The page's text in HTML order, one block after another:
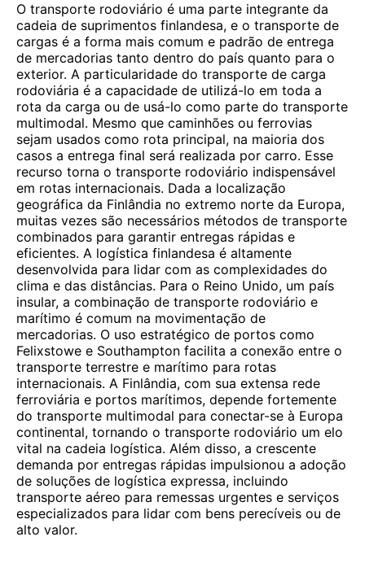
O transporte rodoviário é uma parte integrante da
cadeia de suprimentos finlandesa, e o transporte de
cargas é a forma mais comum e padrão de entrega
de mercadorias tanto dentro do país quanto para o
exterior. A particularidade do transporte de carga
rodoviária é a capacidade de utilizá-lo em toda a
rota da carga ou de usá-lo como parte do transporte
multimodal. Mesmo que caminhões ou ferrovias
sejam usados ​​como rota principal, na maioria dos
casos a entrega final será realizada por carro. Esse
recurso torna o transporte rodoviário indispensável
em rotas internacionais. Dada a localização
geográfica da Finlândia no extremo norte da Europa,
muitas vezes são necessários métodos de transporte
combinados para garantir entregas rápidas e
eficientes. A logística finlandesa é altamente
desenvolvida para lidar com as complexidades do
clima e das distâncias. Para o Reino Unido, um país
insular, a combinação de transporte rodoviário e
marítimo é comum na movimentação de
mercadorias. O uso estratégico de portos como
Felixstowe e Southampton facilita a conexão entre o
transporte terrestre e marítimo para rotas
internacionais. A Finlândia, com sua extensa rede
ferroviária e portos marítimos, depende fortemente
do transporte multimodal para conectar-se à Europa
continental, tornando o transporte rodoviário um elo
vital na cadeia logística. Além disso, a crescente
demanda por entregas rápidas impulsionou a adoção
de soluções de logística expressa, incluindo
transporte aéreo para remessas urgentes e serviços
especializados para lidar com bens perecíveis ou de
alto valor.